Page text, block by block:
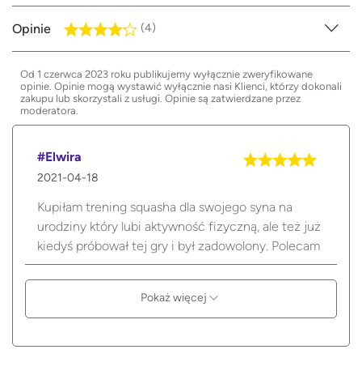
Opinie (4)
Od 1 czerwca 2023 roku publikujemy wyłącznie zweryfikowane
opinie. Opinie mogą wystawić wyłącznie nasi Klienci, którzy dokonali
zakupu lub skorzystali z usługi. Opinie są zatwierdzane przez
moderatora.
#Elwira
2021-04-18
Kupiłam trening squasha dla swojego syna na
urodziny który lubi aktywność fizyczną, ale też już
kiedyś próbował tej gry i był zadowolony. Polecam
Pokaż więcej